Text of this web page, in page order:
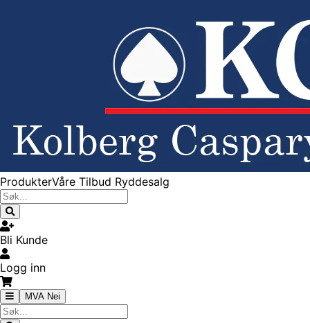
ProdukterVåre Tilbud Ryddesalg
Bli Kunde
Logg inn
MVA Nei